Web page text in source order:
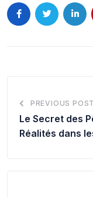
PREVIOUS POST
Le Secret des
Réalités dans